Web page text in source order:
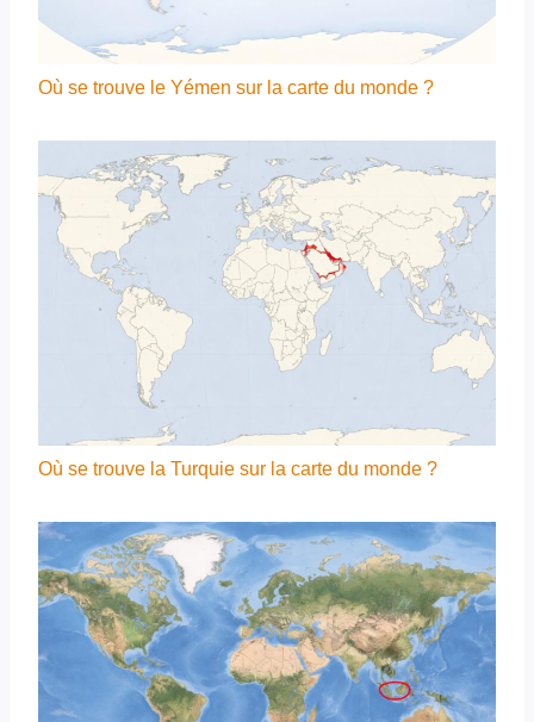
Où se trouve le Yémen sur la carte du monde ?
Où se trouve la Turquie sur la carte du monde ?